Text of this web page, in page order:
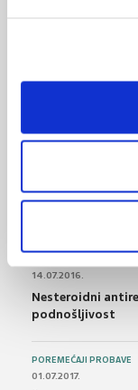
Ultrazvuk nije
NAJPOPULARNIJE
21.10.2015.
14.07.2016.
Nesteroidni
podnošljivost
POREMEĆAJI PROBAVE
01.07.2017.